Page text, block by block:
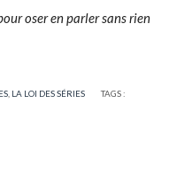
oser en parler sans rien
, LA LOI DES SÉRIES
TAGS :